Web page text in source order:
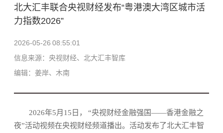
北大汇丰联合央视财经发布“粤港澳大湾区城市活
力指数2026”
2026-05-26 08:55:01
信息来源：央视财经、北大汇丰智库
编辑：姜岸、木南
2026年5月15日， “央视财经金融强国——香港金融之
夜”活动视频在央视财经频道播出。活动发布了北大汇丰智